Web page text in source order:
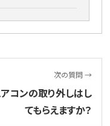
次の質問 →
コンの取り外しはし
てもらえますか？